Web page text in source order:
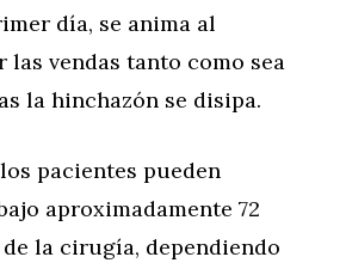
día, se anima al
las vendas tanto como sea
la hinchazón se disipa.
pacientes pueden
aproximadamente 72
la cirugía, dependiendo